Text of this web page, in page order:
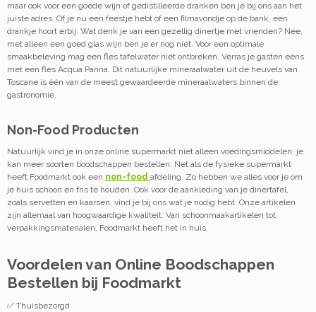
maar ook voor een goede wijn of gedistilleerde dranken ben je bij ons aan het
juiste adres. Of je nu een feestje hebt of een filmavondje op de bank, een
drankje hoort erbij. Wat denk je van een gezellig dinertje met vrienden? Nee,
met alleen een goed glas wijn ben je er nog niet. Voor een optimale
smaakbeleving mag een fles tafelwater niet ontbreken. Verras je gasten eens
met een fles Acqua Panna. Dit natuurlijke mineraalwater uit de heuvels van
Toscane is één van de meest gewaardeerde mineraalwaters binnen de
gastronomie.
Non-Food Producten
Natuurlijk vind je in onze online supermarkt niet alleen voedingsmiddelen, je
kan meer soorten boodschappen bestellen. Net als de fysieke supermarkt
heeft Foodmarkt ook een non-food afdeling. Zo hebben we alles voor je om
je huis schoon en fris te houden. Ook voor de aankleding van je dinertafel,
zoals servetten en kaarsen, vind je bij ons wat je nodig hebt. Onze artikelen
zijn allemaal van hoogwaardige kwaliteit. Van schoonmaakartikelen tot
verpakkingsmaterialen, Foodmarkt heeft het in huis.
Voordelen van Online Boodschappen
Bestellen bij Foodmarkt
✅ Thuisbezorgd